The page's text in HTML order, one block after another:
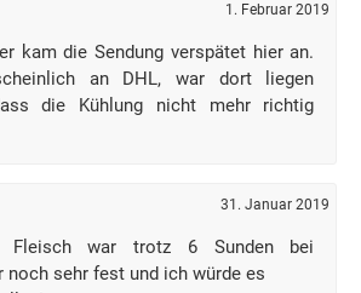
1. Februar 2019
kam die Sendung verspätet hier an.
an DHL, war dort liegen
die Kühlung nicht mehr richtig
31. Januar 2019
Fleisch war trotz 6 Sunden bei
noch sehr fest und ich würde es